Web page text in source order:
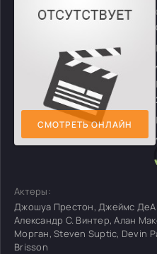
СМОТРЕТЬ ОНЛАЙН
Актеры:
Джошуа Престон, Джеймс
Александр С. Винтер, Алан
Морган, Steven Suptic, Devin
Brisson